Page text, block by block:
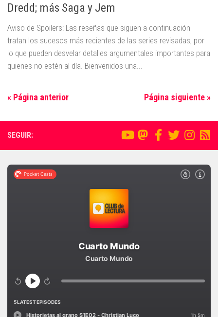
Dredd; más Saga y Jem
Aviso de Spoilers: Las reseñas que siguen a continuación
tratan los sucesos más recientes de las series revisadas, por
lo que pueden desvelar detalles argumentales importantes para
quienes no estén al día. Bienvenidos una...
« Página anterior Página siguiente »
SEGUIR: